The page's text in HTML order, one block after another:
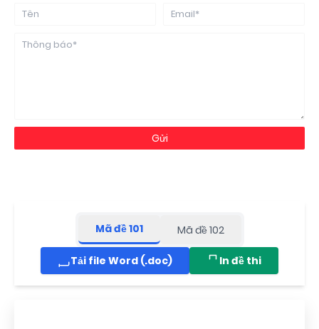
Mã đề 101 Mã đề 102
Tải file Word (.doc) In đề thi